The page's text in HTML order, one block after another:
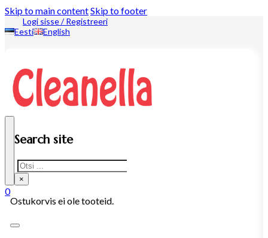
Skip to main contentSkip to footer
Logi sisse / Registreeri
Eesti
English
Search site
Search
×
0
Ostukorvis ei ole tooteid.